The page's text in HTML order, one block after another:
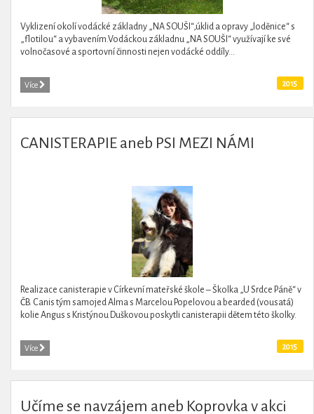
Vyklizení okolí vodácké základny „NA SOUŠI“,úklid a opravy „loděnice“ s
„flotilou“ a vybavením.Vodáckou základnu „NA SOUŠI“ využívají ke své
volnočasové a sportovní činnosti nejen vodácké oddíly...
Více 2015
CANISTERAPIE aneb PSI MEZI NÁMI
Realizace canisterapie v Církevní mateřské škole – Školka „U Srdce Páně“ v
ČB. Canis tým samojed Alma s Marcelou Popelovou a bearded (vousatá)
kolie Angus s Kristýnou Duškovou poskytli canisterapii dětem této školky.
Více 2015
Učíme se navzájem aneb Koprovka v akci